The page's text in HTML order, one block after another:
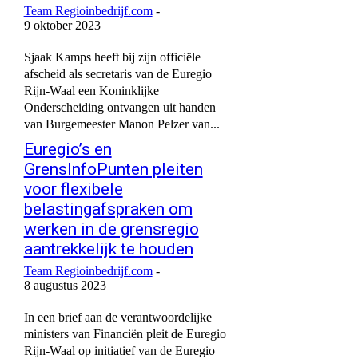
Team Regioinbedrijf.com -
9 oktober 2023
Sjaak Kamps heeft bij zijn officiële
afscheid als secretaris van de Euregio
Rijn-Waal een Koninklijke
Onderscheiding ontvangen uit handen
van Burgemeester Manon Pelzer van...
Euregio’s en
GrensInfoPunten pleiten
voor flexibele
belastingafspraken om
werken in de grensregio
aantrekkelijk te houden
Team Regioinbedrijf.com -
8 augustus 2023
In een brief aan de verantwoordelijke
ministers van Financiën pleit de Euregio
Rijn-Waal op initiatief van de Euregio